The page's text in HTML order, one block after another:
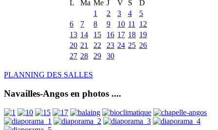
L
Ma Me J V S
D
1
2 3 4
5
6
7 8 9 10 11
12
13 14 15 16 17 18 19
20 21 22 23 24 25 26
27 28 29 30
PLANNING DES SALLES
Navailles-Angos en photos ....